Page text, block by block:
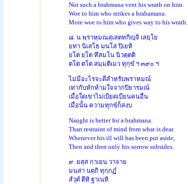
Nor such a brahmana vent his wrath on him.
Woe to him who strikes a brahamana.
More woe to him who gives way to his wrath.
๘. น พฺราหฺมณสฺเสตทกิญฺจิ เสยฺโย
ยทา นิเสโธ มนโส ปิเยหิ
ยโต ยโต หึสมโน นิวตฺตติ
ตโต ตโต สมฺมติเมว ทุกฺขํ ฯ ๓๙๐ ฯ
ไม่มีอะไรจะดีสำหรับพราหมณ์
เท่ากับหักห้ามใจจากปิยารมณ์
เมื่อใดเขาไม่เบียดเบียนคนอื่น
เมื่อนั้น ความทุกข์ก็สงบ
Naught is better for a brahmana.
Than restraint of mind from what is dear.
Whenever his ill will has been put aside,
Then and then only his sorrow subsides.
๙. ยสฺส กาเยน วาจาย
มนสา นตฺถิ ทุกฺกฏํ
สํวุตํ ตีหิ ฐาเนหิ